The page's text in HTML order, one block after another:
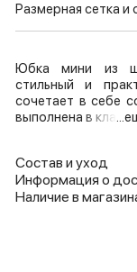
Размерная сетка
Юбка мини из
стильный и
сочетает в себе
выполнена в кла
Состав и уход
Информация о
Наличие в